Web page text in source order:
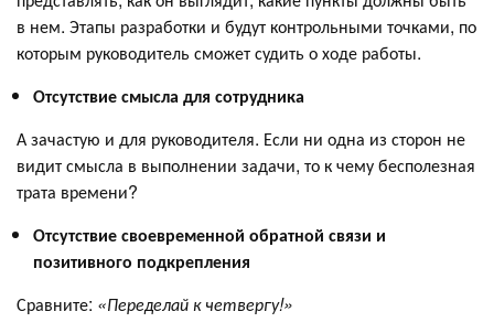
в нем. Этапы разработки и будут контрольными точками, по
которым руководитель сможет судить о ходе работы.
Отсутствие смысла для сотрудника
А зачастую и для руководителя. Если ни одна из сторон не
видит смысла в выполнении задачи, то к чему бесполезная
трата времени?
Отсутствие своевременной обратной связи и
позитивного подкрепления
Сравните: «Переделай к четвергу!»